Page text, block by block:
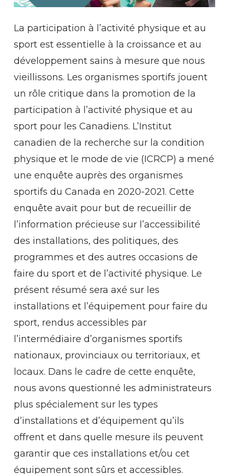
La participation à l’activité physique et au
sport est essentielle à la croissance et au
développement sains à mesure que nous
vieillissons. Les organismes sportifs jouent
un rôle critique dans la promotion de la
participation à l’activité physique et au
sport pour les Canadiens. L’Institut
canadien de la recherche sur la condition
physique et le mode de vie (ICRCP) a mené
une enquête auprès des organismes
sportifs du Canada en 2020-2021. Cette
enquête avait pour but de recueillir de
l’information précieuse sur l’accessibilité
des installations, des politiques, des
programmes et des autres occasions de
faire du sport et de l’activité physique. Le
présent résumé sera axé sur les
installations et l’équipement pour faire du
sport, rendus accessibles par
l’intermédiaire d’organismes sportifs
nationaux, provinciaux ou territoriaux, et
locaux. Dans le cadre de cette enquête,
nous avons questionné les administrateurs
plus spécialement sur les types
d’installations et d’équipement qu’ils
offrent et dans quelle mesure ils peuvent
garantir que ces installations et/ou cet
équipement sont sûrs et accessibles.